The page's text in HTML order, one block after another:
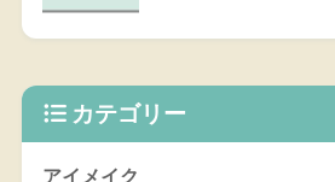
カテゴリー
アイメイク